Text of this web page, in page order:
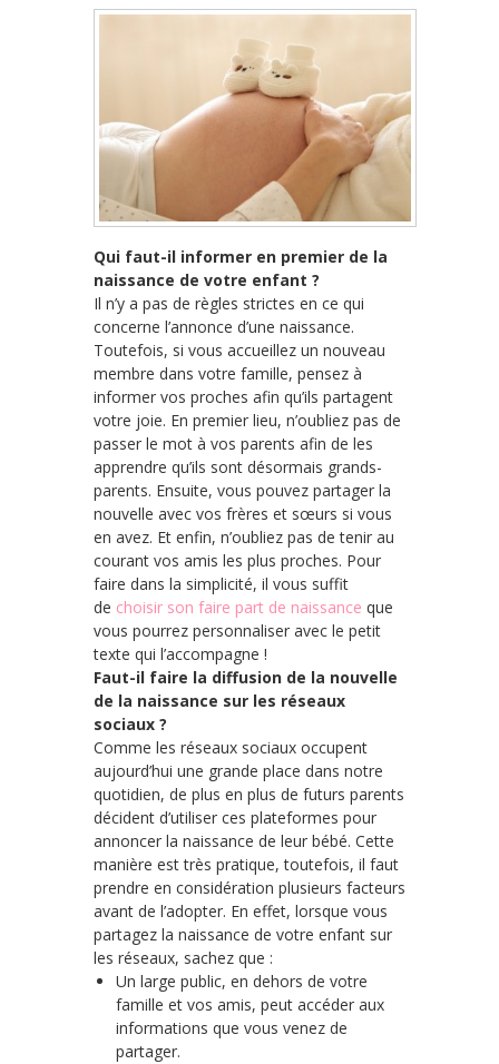
Qui faut-il informer en premier de la
naissance de votre enfant ?
Il n’y a pas de règles strictes en ce qui
concerne l’annonce d’une naissance.
Toutefois, si vous accueillez un nouveau
membre dans votre famille, pensez à
informer vos proches afin qu’ils partagent
votre joie. En premier lieu, n’oubliez pas de
passer le mot à vos parents afin de les
apprendre qu’ils sont désormais grands-
parents. Ensuite, vous pouvez partager la
nouvelle avec vos frères et sœurs si vous
en avez. Et enfin, n’oubliez pas de tenir au
courant vos amis les plus proches. Pour
faire dans la simplicité, il vous suffit
de choisir son faire part de naissance que
vous pourrez personnaliser avec le petit
texte qui l’accompagne !
Faut-il faire la diffusion de la nouvelle
de la naissance sur les réseaux
sociaux ?
Comme les réseaux sociaux occupent
aujourd’hui une grande place dans notre
quotidien, de plus en plus de futurs parents
décident d’utiliser ces plateformes pour
annoncer la naissance de leur bébé. Cette
manière est très pratique, toutefois, il faut
prendre en considération plusieurs facteurs
avant de l’adopter. En effet, lorsque vous
partagez la naissance de votre enfant sur
les réseaux, sachez que :
Un large public, en dehors de votre
famille et vos amis, peut accéder aux
informations que vous venez de
partager.